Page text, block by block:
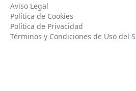
Aviso Legal
Política de Cookies
Política de Privacidad
Términos y Condiciones de Uso del